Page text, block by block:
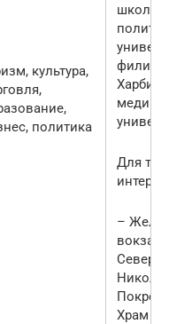
культура,
политика
школы,
филиал
Для
–
вокзал
Храм